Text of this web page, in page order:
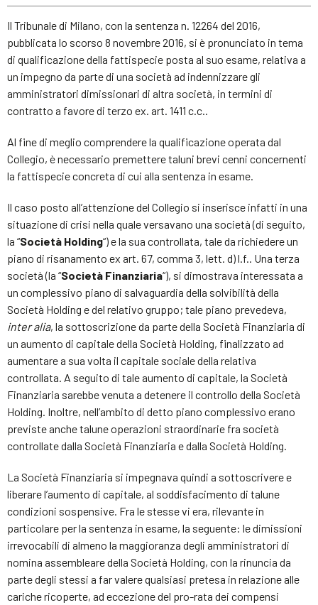
Il Tribunale di Milano, con la sentenza n. 12264 del 2016,
pubblicata lo scorso 8 novembre 2016, si è pronunciato in tema
di qualificazione della fattispecie posta al suo esame, relativa a
un impegno da parte di una società ad indennizzare gli
amministratori dimissionari di altra società, in termini di
contratto a favore di terzo ex. art. 1411 c.c..
Al fine di meglio comprendere la qualificazione operata dal
Collegio, è necessario premettere taluni brevi cenni concernenti
la fattispecie concreta di cui alla sentenza in esame.
Il caso posto all’attenzione del Collegio si inserisce infatti in una
situazione di crisi nella quale versavano una società (di seguito,
la “Società Holding“) e la sua controllata, tale da richiedere un
piano di risanamento ex art. 67, comma 3, lett. d) l.f.. Una terza
società (la “Società Finanziaria“), si dimostrava interessata a
un complessivo piano di salvaguardia della solvibilità della
Società Holding e del relativo gruppo; tale piano prevedeva,
inter alia, la sottoscrizione da parte della Società Finanziaria di
un aumento di capitale della Società Holding, finalizzato ad
aumentare a sua volta il capitale sociale della relativa
controllata. A seguito di tale aumento di capitale, la Società
Finanziaria sarebbe venuta a detenere il controllo della Società
Holding. Inoltre, nell’ambito di detto piano complessivo erano
previste anche talune operazioni straordinarie fra società
controllate dalla Società Finanziaria e dalla Società Holding.
La Società Finanziaria si impegnava quindi a sottoscrivere e
liberare l’aumento di capitale, al soddisfacimento di talune
condizioni sospensive. Fra le stesse vi era, rilevante in
particolare per la sentenza in esame, la seguente: le dimissioni
irrevocabili di almeno la maggioranza degli amministratori di
nomina assembleare della Società Holding, con la rinuncia da
parte degli stessi a far valere qualsiasi pretesa in relazione alle
cariche ricoperte, ad eccezione del pro-rata dei compensi